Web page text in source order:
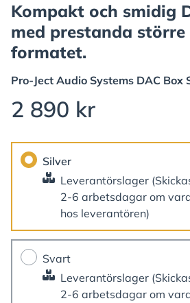
Kompakt och smidig
med prestanda större
formatet.
Pro-Ject Audio Systems DAC Box
2 890 kr
Silver
Leverantörslager
2-6 arbetsdagar om
hos leverantören)
Svart
Leverantörslager
2-6 arbetsdagar om